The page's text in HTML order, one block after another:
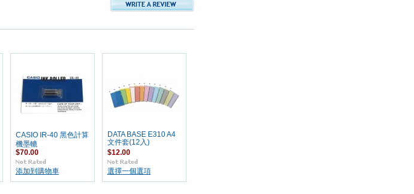
CASIO IR-40 黑色計算
機墨轆
$70.00
添加到購物車
DATA BASE E310 A4
文件套(12入)
$12.00
選擇一個選項